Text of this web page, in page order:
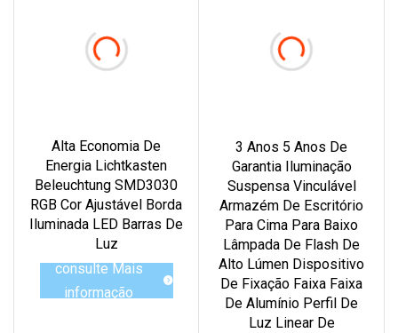
Alta Economia De
Energia Lichtkasten
Beleuchtung SMD3030
RGB Cor Ajustável Borda
Iluminada LED Barras De
Luz
consulte Mais
informação
3 Anos 5 Anos De
Garantia Iluminação
Suspensa Vinculável
Armazém De Escritório
Para Cima Para Baixo
Lâmpada De Flash De
Alto Lúmen Dispositivo
De Fixação Faixa Faixa
De Alumínio Perfil De
Luz Linear De